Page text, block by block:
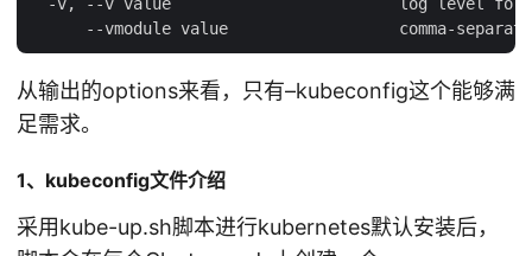
从输出的options来看，只有–kubeconfig这个能够满
足需求。
1、kubeconfig文件介绍
采用kube-up.sh脚本进行kubernetes默认安装后，